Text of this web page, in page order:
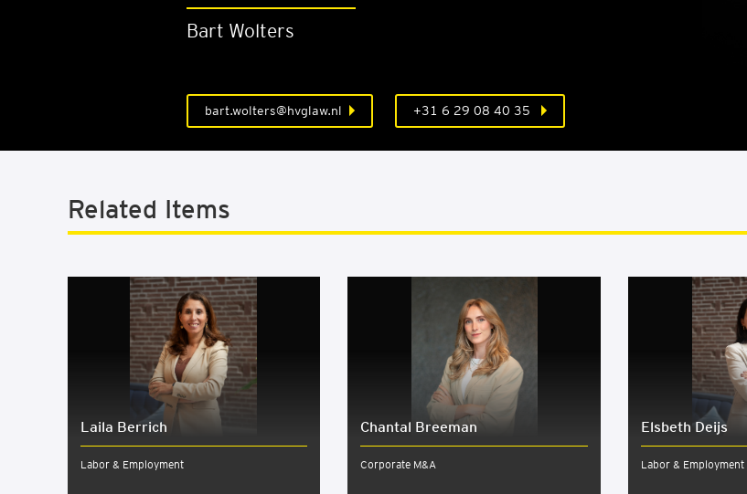
Bart Wolters
bart.wolters@hvglaw.nl +31 6 29 08 40 35
Related Items
Laila Berrich
Labor & Employment
Chan­tal Bree­man
Corporate M&A
Elsbeth Deijs
Labor & Employment